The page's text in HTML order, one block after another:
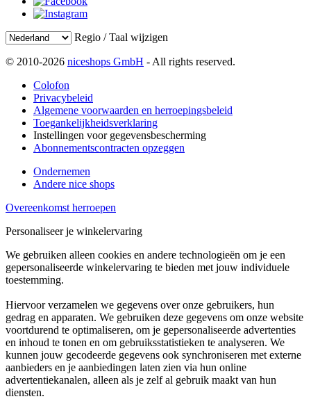
Regio / Taal wijzigen
© 2010-2026 niceshops GmbH - All rights reserved.
Colofon
Privacybeleid
Algemene voorwaarden en herroepingsbeleid
Toegankelijkheidsverklaring
Instellingen voor gegevensbescherming
Abonnementscontracten opzeggen
Ondernemen
Andere nice shops
Overeenkomst herroepen
Personaliseer je winkelervaring
We gebruiken alleen cookies en andere technologieën om je een
gepersonaliseerde winkelervaring te bieden met jouw individuele
toestemming.
Hiervoor verzamelen we gegevens over onze gebruikers, hun
gedrag en apparaten. We gebruiken deze gegevens om onze website
voortdurend te optimaliseren, om je gepersonaliseerde advertenties
en inhoud te tonen en om gebruiksstatistieken te analyseren. We
kunnen jouw gecodeerde gegevens ook synchroniseren met externe
aanbieders en je aanbiedingen laten zien via hun online
advertentiekanalen, alleen als je zelf al gebruik maakt van hun
diensten.